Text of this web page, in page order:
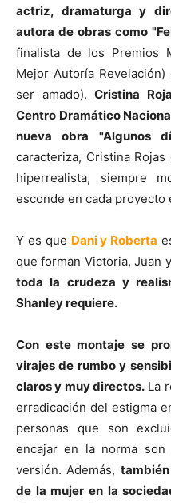
actriz, dramaturga y
autora de obras como
finalista de los Premios
Mejor Autoría
ser amado).Cristina
Centro Dramático
nueva obra "Algunos
caracteriza, Cristina
hiperrealista, siempre
esconde en cada proyecto
Y es que Dani y Roberta
que forman Victoria, Juan
toda la crudeza y
Shanley requiere.
Con este montaje se
virajes de rumbo y
claros y muy directos. La
erradicación del estigma
personas que son
encajar en la norma
versión. Además,
de la mujer en la